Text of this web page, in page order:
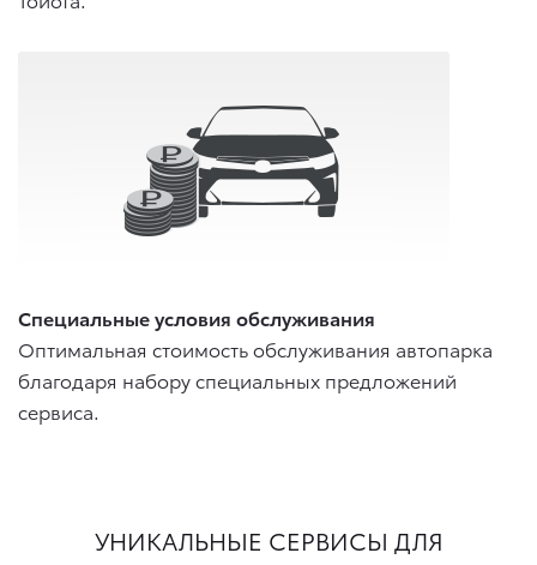
Специальные условия обслуживания
Оптимальная стоимость обслуживания автопарка
благодаря набору специальных предложений
сервиса.
УНИКАЛЬНЫЕ СЕРВИСЫ ДЛЯ